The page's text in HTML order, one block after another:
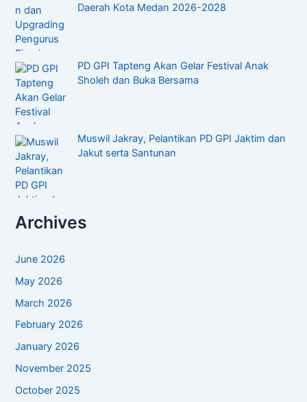
Daerah Kota Medan 2026-2028
PD GPI Tapteng Akan Gelar Festival Anak
Sholeh dan Buka Bersama
Muswil Jakray, Pelantikan PD GPI Jaktim dan
Jakut serta Santunan
Archives
June 2026
May 2026
March 2026
February 2026
January 2026
November 2025
October 2025